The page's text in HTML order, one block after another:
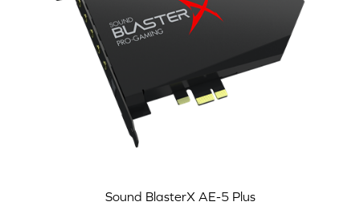
Sound BlasterX AE-5 Plus